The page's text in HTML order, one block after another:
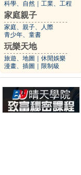
科學、自然 工業、工程
家庭親子
家庭、親子、人際
青少年、童書
玩樂天地
旅遊、地圖
休閒娛樂
漫畫、插圖
限制級